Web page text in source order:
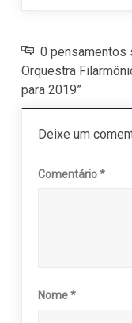
0 pensamentos
Orquestra
para 2019”
Deixe um
Comentário*
Nome*